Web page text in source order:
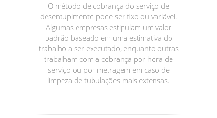
O método de cobrança do serviço de
desentupimento pode ser fixo ou variável.
Algumas empresas estipulam um valor
padrão baseado em uma estimativa do
trabalho a ser executado, enquanto outras
trabalham com a cobrança por hora de
serviço ou por metragem em caso de
limpeza de tubulações mais extensas.